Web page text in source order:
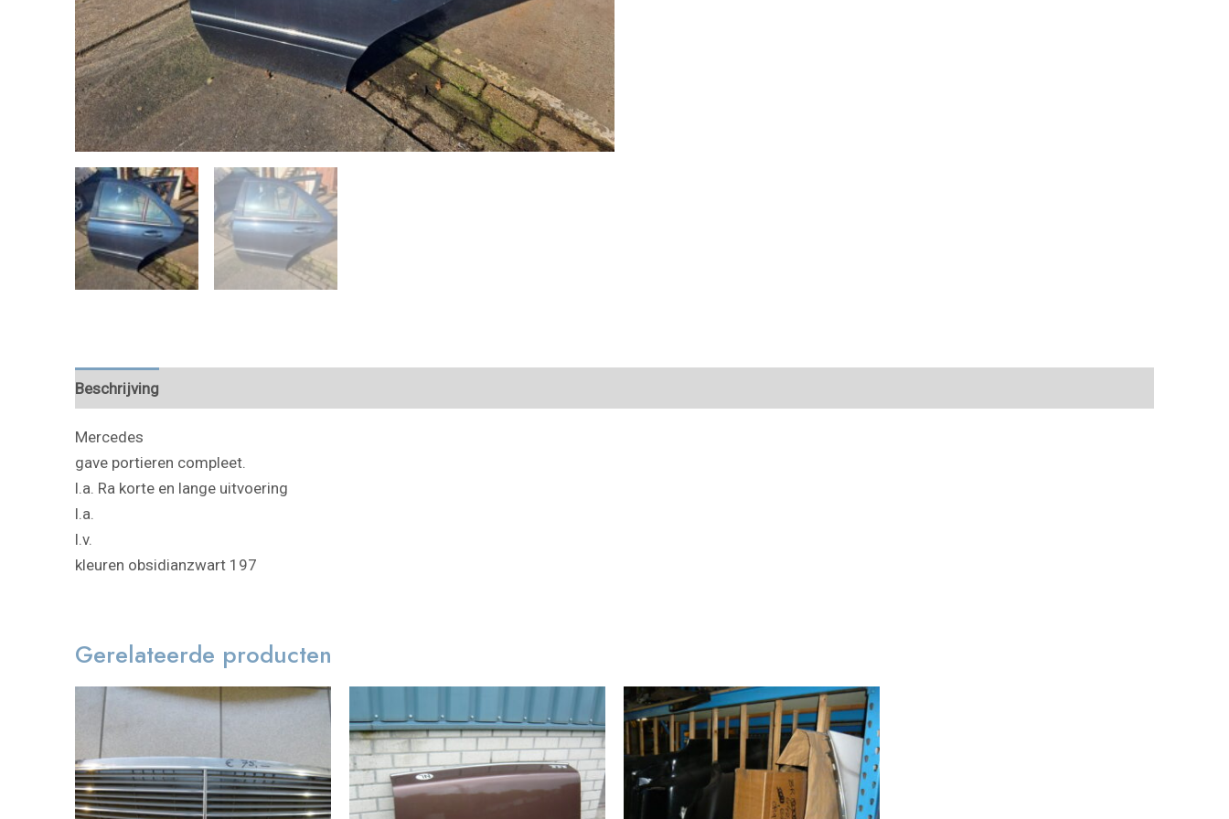
Beschrijving
Mercedes
gave portieren compleet.
l.a. Ra korte en lange uitvoering
l.a.
l.v.
kleuren obsidianzwart 197
Gerelateerde producten